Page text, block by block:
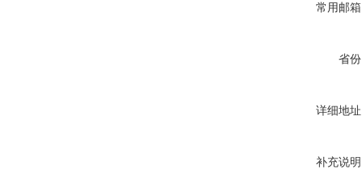
常用邮
省
详细地
补充说